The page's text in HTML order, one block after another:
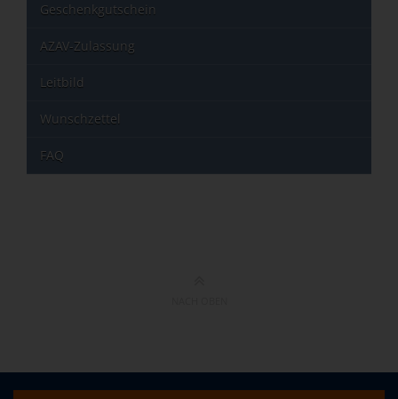
Geschenkgutschein
AZAV-Zulassung
Leitbild
Wunschzettel
FAQ